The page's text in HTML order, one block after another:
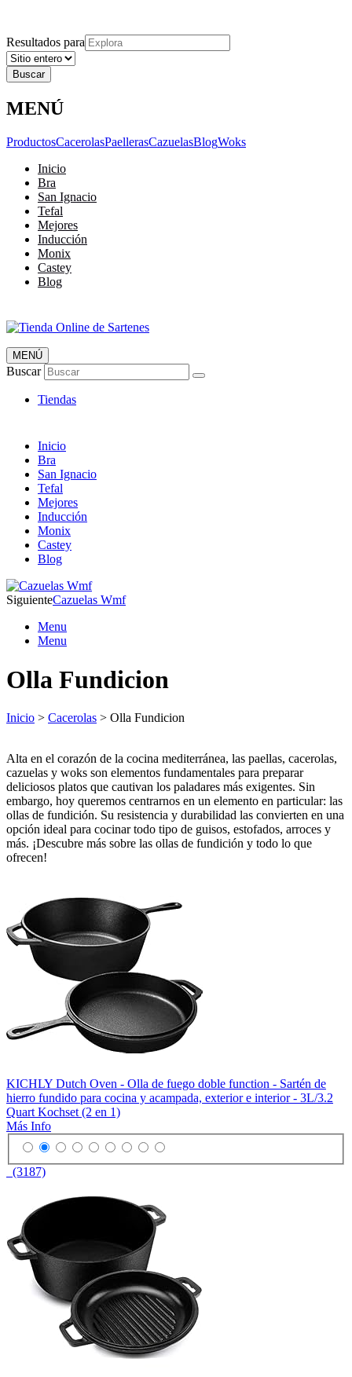
Resultados para
MENÚ
ProductosCacerolasPaellerasCazuelasBlogWoks
Inicio
Bra
San Ignacio
Tefal
Mejores
Inducción
Monix
Castey
Blog
Tienda Online de Sartenes
Nuevos Modelos
MENÚ
Buscar
Tiendas
Inicio
Bra
San Ignacio
Tefal
Mejores
Inducción
Monix
Castey
Blog
SiguienteCazuelas Wmf
Menu
Menu
Olla Fundicion
Inicio > Cacerolas > Olla Fundicion
Alta en el corazón de la cocina mediterránea, las paellas, cacerolas,
cazuelas y woks son elementos fundamentales para preparar
deliciosos platos que cautivan los paladares más exigentes. Sin
embargo, hoy queremos centrarnos en un elemento en particular: las
ollas de fundición. Su resistencia y durabilidad las convierten en una
opción ideal para cocinar todo tipo de guisos, estofados, arroces y
más. ¡Descubre más sobre las ollas de fundición y todo lo que
ofrecen!
KICHLY Dutch Oven - Olla de fuego doble function - Sartén de
hierro fundido para cocina y acampada, exterior e interior - 3L/3.2
Quart Kochset (2 en 1)
Más Info
(3187)